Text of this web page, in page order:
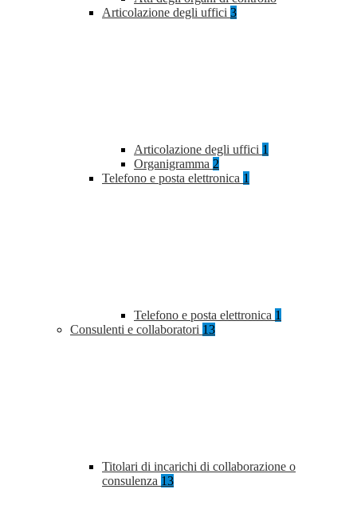
Articolazione degli uffici 3
Articolazione degli uffici 1
Organigramma 2
Telefono e posta elettronica 1
Telefono e posta elettronica 1
Consulenti e collaboratori 13
Titolari di incarichi di collaborazione o
consulenza 13